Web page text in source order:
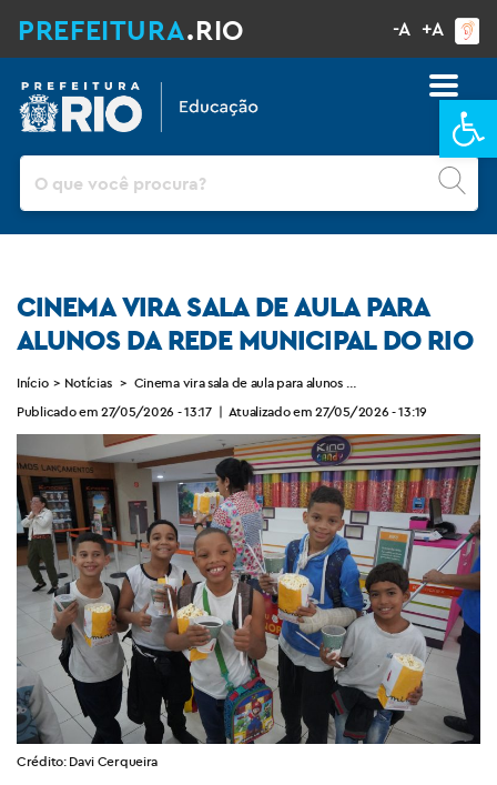
PREFEITURA.RIO -A +A
Pesquisar
CINEMA VIRA SALA DE AULA PARA
ALUNOS DA REDE MUNICIPAL DO RIO
Início > Notícias > Cinema vira sala de aula para alunos da rede municipal do Rio
Publicado em 27/05/2026 - 13:17 | Atualizado em 27/05/2026 - 13:19
Crédito: Davi Cerqueira